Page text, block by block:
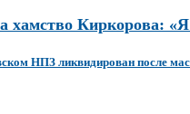
хамство Киркорова:
НПЗ ликвидирован после